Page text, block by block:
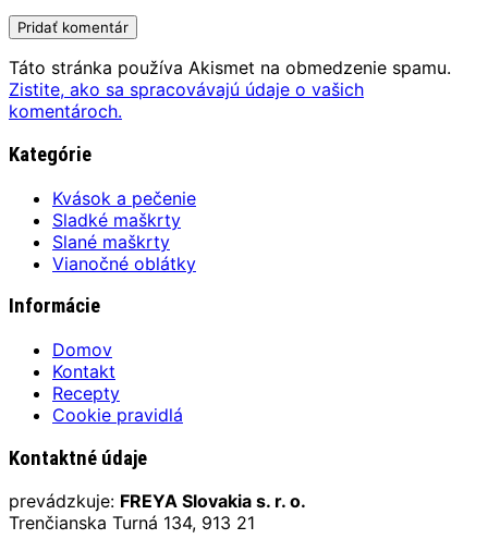
Táto stránka používa Akismet na obmedzenie spamu.
Zistite, ako sa spracovávajú údaje o vašich
komentároch.
Kategórie
Kvások a pečenie
Sladké maškrty
Slané maškrty
Vianočné oblátky
Informácie
Domov
Kontakt
Recepty
Cookie pravidlá
Kontaktné údaje
prevádzkuje: FREYA Slovakia s. r. o.
Trenčianska Turná 134, 913 21